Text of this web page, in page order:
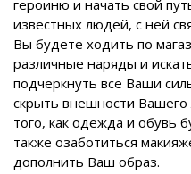
героиню и начать свой
известных людей, с ней
Вы будете ходить по
различные наряды и
подчеркнуть все Ваши
скрыть внешности
того, как одежда и обувь
также озаботиться
дополнить Ваш образ.